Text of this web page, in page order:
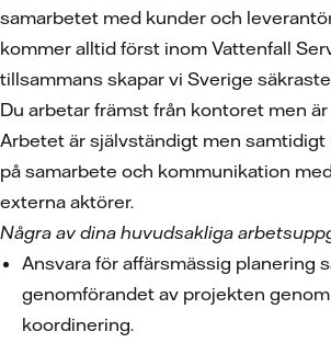
samarbetet med kunder och
kommer alltid först inom Vattenfall
tillsammans skapar vi Sverige
Du arbetar främst från kontoret men
Arbetet är självständigt men
på samarbete och kommunikation
externa aktörer.
Några av dina huvudsakliga
Ansvara för affärsmässig planering
genomförandet av projekten
koordinering.